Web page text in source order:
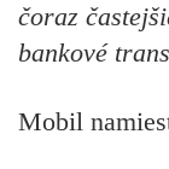
čoraz
bankové
Mobil